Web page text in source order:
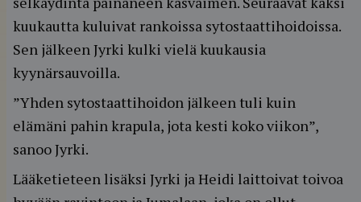
kuukautta kuluivat rankoissa sytostaattihoidoissa.
Sen jälkeen Jyrki kulki vielä kuukausia
kyynärsauvoilla.
”Yhden sytostaattihoidon jälkeen tuli kuin
elämäni pahin krapula, jota kesti koko viikon”,
sanoo Jyrki.
Lääketieteen lisäksi Jyrki ja Heidi laittoivat toivoa